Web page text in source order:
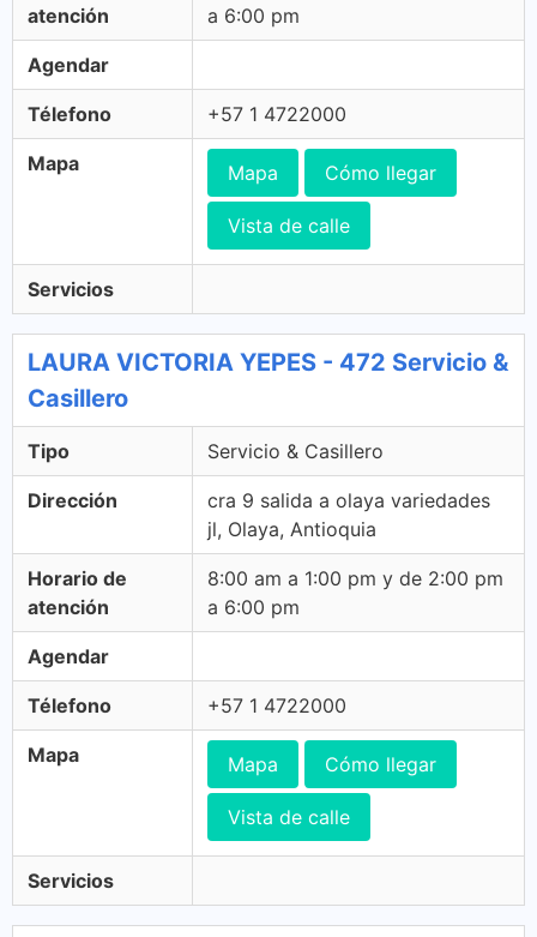
atención
a 6:00 pm
Agendar
Télefono +57 1 4722000
Mapa Mapa Cómo llegar
Vista de calle
Servicios
LAURA VICTORIA YEPES - 472 Servicio &
Casillero
Tipo Servicio & Casillero
Dirección
cra 9 salida a olaya variedades
jl, Olaya, Antioquia
Horario de
atención
8:00 am a 1:00 pm y de 2:00 pm
a 6:00 pm
Agendar
Télefono +57 1 4722000
Mapa Mapa Cómo llegar
Vista de calle
Servicios